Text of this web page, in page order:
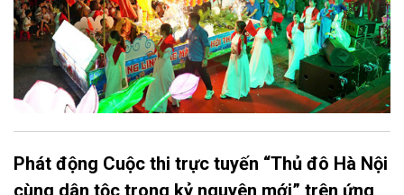
Phát động Cuộc thi trực tuyến “Thủ đô Hà Nội
cùng dân tộc trong kỷ nguyên mới” trên ứng